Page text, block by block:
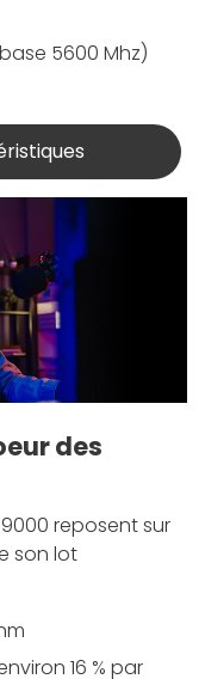
5600 Mhz)
des
9000 reposent sur
son lot
16 % par